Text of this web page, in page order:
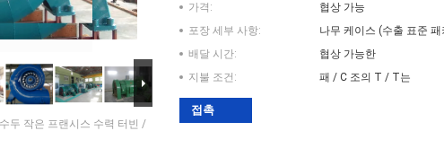
두 작은 프랜시스 수력 터빈 /
가격:
협상 가능
포장 세부 사항:
나무 케이스 (수출 표준 패
배달 시간:
협상 가능한
지불 조건:
패 / C 조의 T / T는
접촉